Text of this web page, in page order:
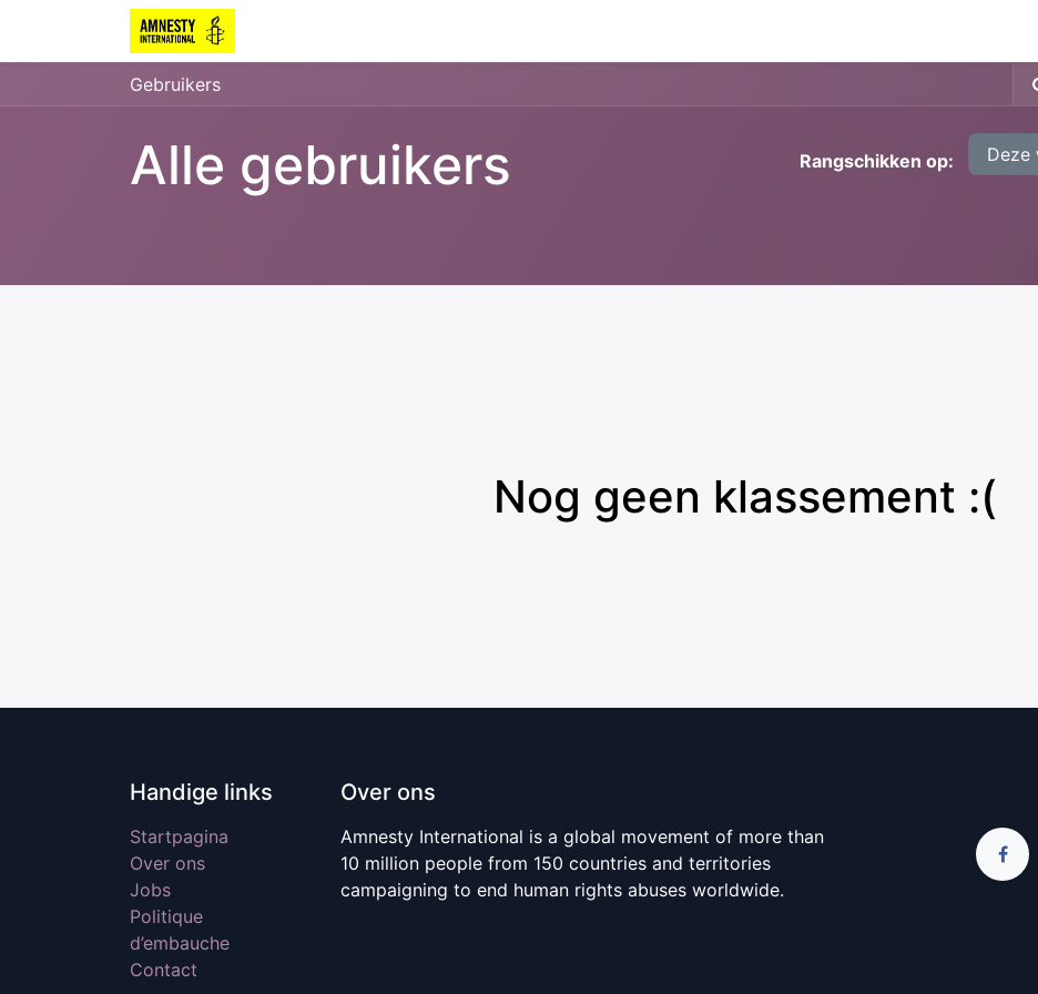
Gebruikers
Alle gebruikers Rangschikken op: Deze
Nog geen klassement :(
Handige links
Startpagina
Over ons
Jobs
Politique
d’embauche
Contact
Over ons
Amnesty International is a global movement of more than
10 million people from 150 countries and territories
campaigning to end human rights abuses worldwide.